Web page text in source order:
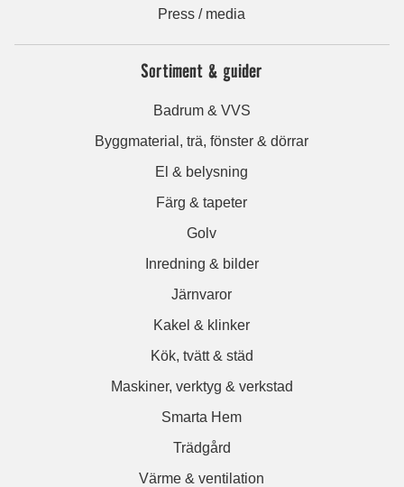
Press / media
Sortiment & guider
Badrum & VVS
Byggmaterial, trä, fönster & dörrar
El & belysning
Färg & tapeter
Golv
Inredning & bilder
Järnvaror
Kakel & klinker
Kök, tvätt & städ
Maskiner, verktyg & verkstad
Smarta Hem
Trädgård
Värme & ventilation